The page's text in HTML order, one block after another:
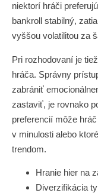
niektorí hráči
bankroll stabilný,
vyššou volatilitou za
Pri rozhodovaní je
hráča. Správny
zabrániť
zastaviť, je rovnako
preferencií môže
v minulosti alebo
trendom.
Hranie hier na
Diverzifikácia